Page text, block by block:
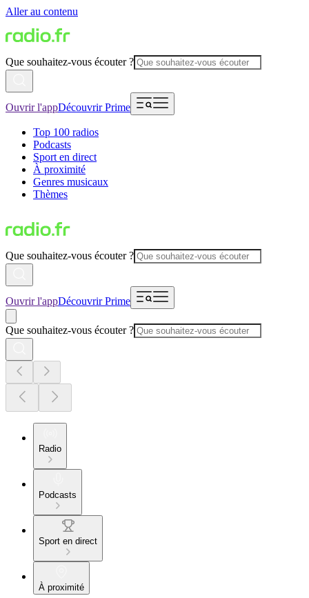
Aller au contenu
Que souhaitez-vous écouter ?
Ouvrir l'appDécouvrir Prime
Top 100 radios
Podcasts
Sport en direct
À proximité
Genres musicaux
Thèmes
Que souhaitez-vous écouter ?
Ouvrir l'appDécouvrir Prime
Que souhaitez-vous écouter ?
Radio
Podcasts
Sport en direct
À proximité